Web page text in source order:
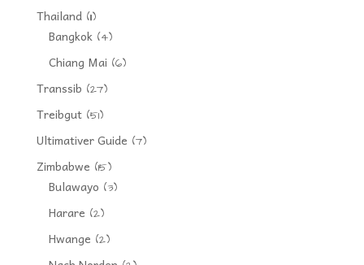
Thailand(11)
Bangkok(4)
Chiang Mai (6)
Transsib (27)
Treibgut(51)
Ultimativer Guide (7)
Zimbabwe (15)
Bulawayo (3)
Harare (2)
Hwange (2)